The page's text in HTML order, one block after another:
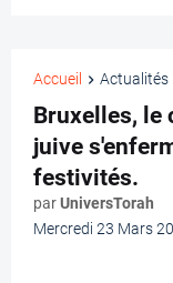
Accueil Actualités
Bruxelles, le
juive
festivités.
parUniversTorah
Mercredi 23 Mars